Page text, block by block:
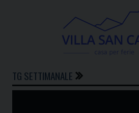
TG SETTIMANALE